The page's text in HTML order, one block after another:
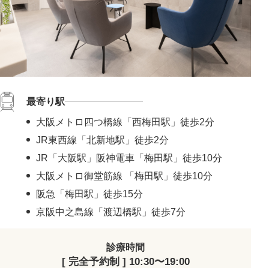
最寄り駅
大阪メトロ四つ橋線「西梅田駅」徒歩2分
JR東西線「北新地駅」徒歩2分
JR「大阪駅」阪神電車「梅田駅」徒歩10分
大阪メトロ御堂筋線 「梅田駅」徒歩10分
阪急「梅田駅」徒歩15分
京阪中之島線「渡辺橋駅」徒歩7分
診療時間
[ 完全予約制 ] 10:30〜19:00